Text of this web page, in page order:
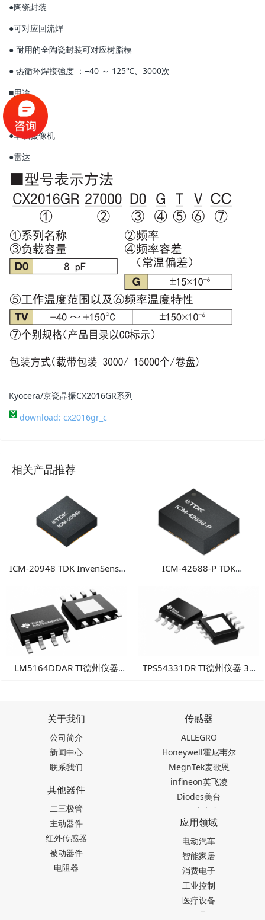
●陶瓷封装
●可对应回流焊
● 耐用的全陶瓷封装可对应树脂模
● 热循环焊接強度 ：−40 ～ 125℃、3000次
■用途
●ECU
●车载摄像机
●雷达
Kyocera/京瓷晶振CX2016GR系列
download: cx2016gr_c
相关产品推荐
ICM-20948 TDK InvenSense
合运动检测方案
ICM-42688-P TDK
LM5164DDAR TI德州仪器
TPS54331DR TI德州仪器 3A
关于我们
公司简介
新闻中心
联系我们
传感器
ALLEGRO
Honeywell霍尼韦尔
MegnTek麦歌恩
infineon英飞凌
Diodes美台
TDK东电化
SEIKO精工
Akm旭化成
Melexis迈来芯
NICERA尼塞拉
TI德州仪器
台产松术songhall
其他器件
二三极管
主动器件
红外传感器
被动器件
电阻器
电容器
应用领域
电动汽车
智能家居
消费电子
工业控制
医疗设备